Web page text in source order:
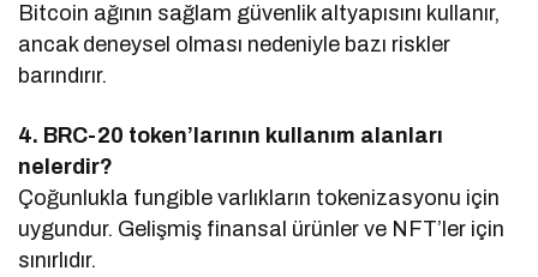
Bitcoin ağının sağlam güvenlik altyapısını kullanır,
ancak deneysel olması nedeniyle bazı riskler
barındırır.
4. BRC-20 token’larının kullanım alanları
nelerdir?
Çoğunlukla fungible varlıkların tokenizasyonu için
uygundur. Gelişmiş finansal ürünler ve NFT’ler için
sınırlıdır.